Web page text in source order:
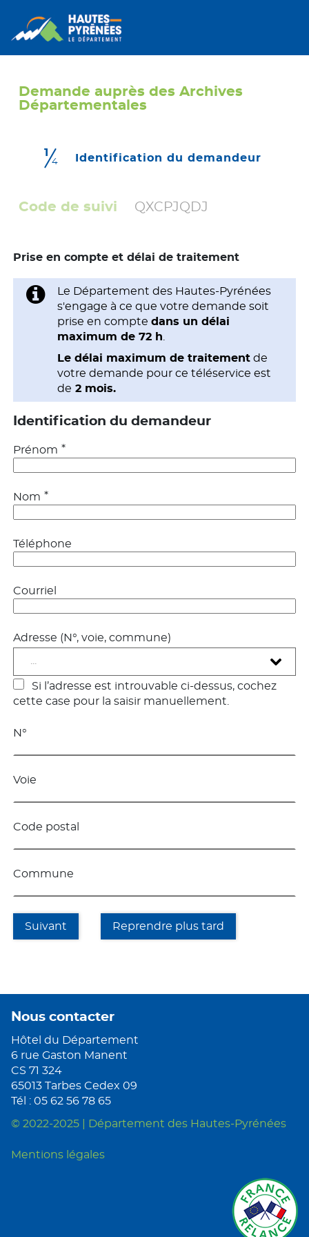
Demande auprès des Archives
Départementales
Code de suivi QXCPJQDJ
1
4 Identification du demandeur(étape
Prise en compte et délai de traitement
Le Département des Hautes-Pyrénées
s'engage à ce que votre demande soit
prise en comptedans un délai
maximum de 72 h
Le délai maximum de traitement de
votre demande pour ce téléservice est
de 2 mois.
Identification du demandeur
Prénom *
Nom *
Téléphone
Courriel
Adresse (N°, voie, commune)
Si l’adresse est introuvable ci-dessus, cochez
cette case pour la saisir manuellement.
N°
Voie
Code postal
Commune
Suivant Reprendre plus tard
Nous contacter
Hôtel du Département
6 rue Gaston Manent
CS 71 324
65013 Tarbes Cedex 09
Tél : 05 62 56 78 65
© 2022-2025 | Département des Hautes-Pyrénées
Mentions légales